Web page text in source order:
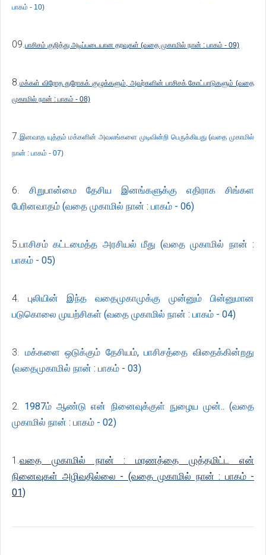
பாகம் - 10)
09.பாசிசம் குறித்து அடிப்படையான தரவுகள் (வதை முகாமில் நான் : பாகம் - 09)
8.மக்கள் விரோத துரோகக் குழுக்களும், அவர்களின் பாசிசக் கோட்பாடுகளும் (வதை
முகாமில் நான் : பாகம் - 08)
7.இனவாத யுத்தம் மக்களின் அவலங்களை முடிவின்றி பெருக்கியது (வதை முகாமில்
நான் : பாகம் - 07)
6. சிறுபான்மை தேசிய இனங்களுக்கு எதிராக சிங்கள
பேரினவாதம் (வதை முகாமில் நான் : பாகம் - 06)
5.பாசிசம் கட்டமைத்த அரசியல் மீது (வதை முகாமில் நான் :
பாகம் - 05)
4. புலியின் இந்த வதைமுகாமுக்கு முன்னும் பின்னுமான
படுகொலை முயற்சிகள் (வதை முகாமில் நான் : பாகம் - 04)
3. மக்களை ஒடுக்கும் தேசியம், பாசிசத்தை விதைக்கின்றது
(வதைமுகாமில் நான் : பாகம் - 03)
2. 1987ம் ஆண்டு என் நினைவுக்குள் நுழைய முன்.. (வதை
முகாமில் நான் : பாகம் - 02)
1.வதை முகாமில் நான் : மரணத்தை முத்தமிட்ட என்
நினைவுகள் அழிவதில்லை - (வதை முகாமில் நான் : பாகம் -
01)